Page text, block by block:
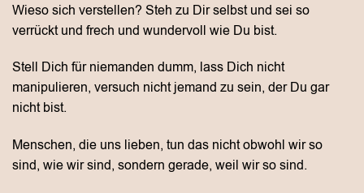
Wieso sich verstellen? Steh zu Dir selbst und sei so
verrückt und frech und wundervoll wie Du bist.
Stell Dich für niemanden dumm, lass Dich nicht
manipulieren, versuch nicht jemand zu sein, der Du gar
nicht bist.
Menschen, die uns lieben, tun das nicht obwohl wir so
sind, wie wir sind, sondern gerade, weil wir so sind.